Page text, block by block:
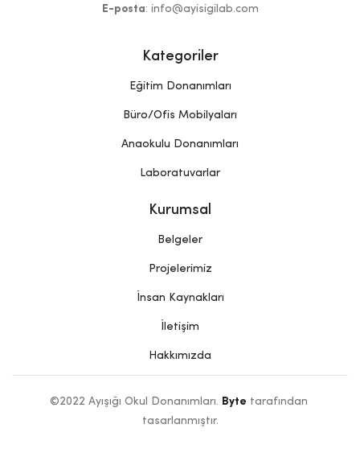
E-posta: info@ayisigilab.com
Kategoriler
Eğitim Donanımları
Büro/Ofis Mobilyaları
Anaokulu Donanımları
Laboratuvarlar
Kurumsal
Belgeler
Projelerimiz
İnsan Kaynakları
İletişim
Hakkımızda
©2022 Ayışığı Okul Donanımları. Byte tarafından
tasarlanmıştır.